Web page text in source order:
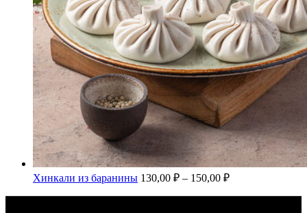
Хинкали из баранины 130,00 ₽ – 150,00 ₽